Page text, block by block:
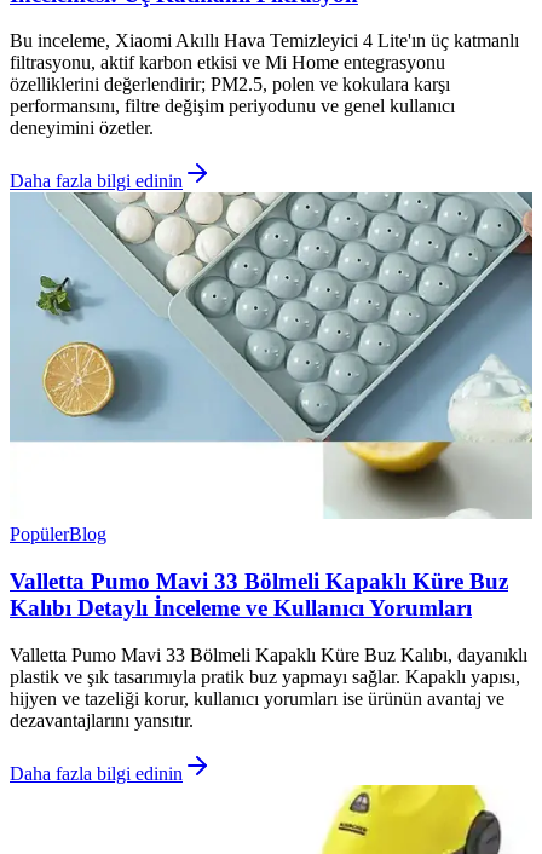
Bu inceleme, Xiaomi Akıllı Hava Temizleyici 4 Lite'ın üç katmanlı
filtrasyonu, aktif karbon etkisi ve Mi Home entegrasyonu
özelliklerini değerlendirir; PM2.5, polen ve kokulara karşı
performansını, filtre değişim periyodunu ve genel kullanıcı
deneyimini özetler.
Daha fazla bilgi edinin
PopülerBlog
Valletta Pumo Mavi 33 Bölmeli Kapaklı Küre Buz
Kalıbı Detaylı İnceleme ve Kullanıcı Yorumları
Valletta Pumo Mavi 33 Bölmeli Kapaklı Küre Buz Kalıbı, dayanıklı
plastik ve şık tasarımıyla pratik buz yapmayı sağlar. Kapaklı yapısı,
hijyen ve tazeliği korur, kullanıcı yorumları ise ürünün avantaj ve
dezavantajlarını yansıtır.
Daha fazla bilgi edinin